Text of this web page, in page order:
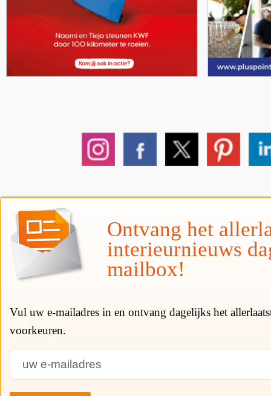
Ontvang het
interieurnieuws
mailbox!
Vul uw e-mailadres in en ontvang dagelijks het
voorkeuren.